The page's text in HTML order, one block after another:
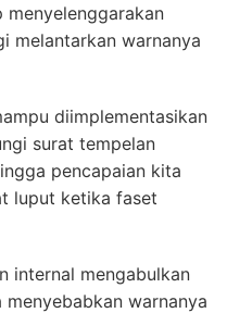
menyelenggarakan
melantarkan warnanya
diimplementasikan
surat tempelan
pencapaian kita
luput ketika faset
internal mengabulkan
warnanya